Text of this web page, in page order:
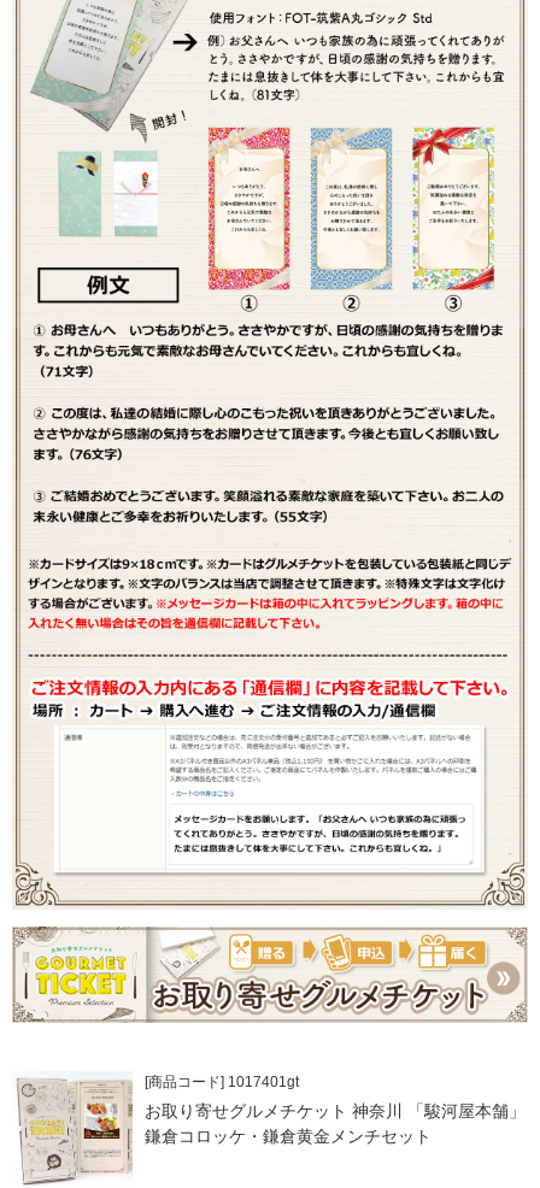
[商品コード] 1017401gt
お取り寄せグルメチケット 神奈川 「駿河屋本舗」
鎌倉コロッケ・鎌倉黄金メンチセット